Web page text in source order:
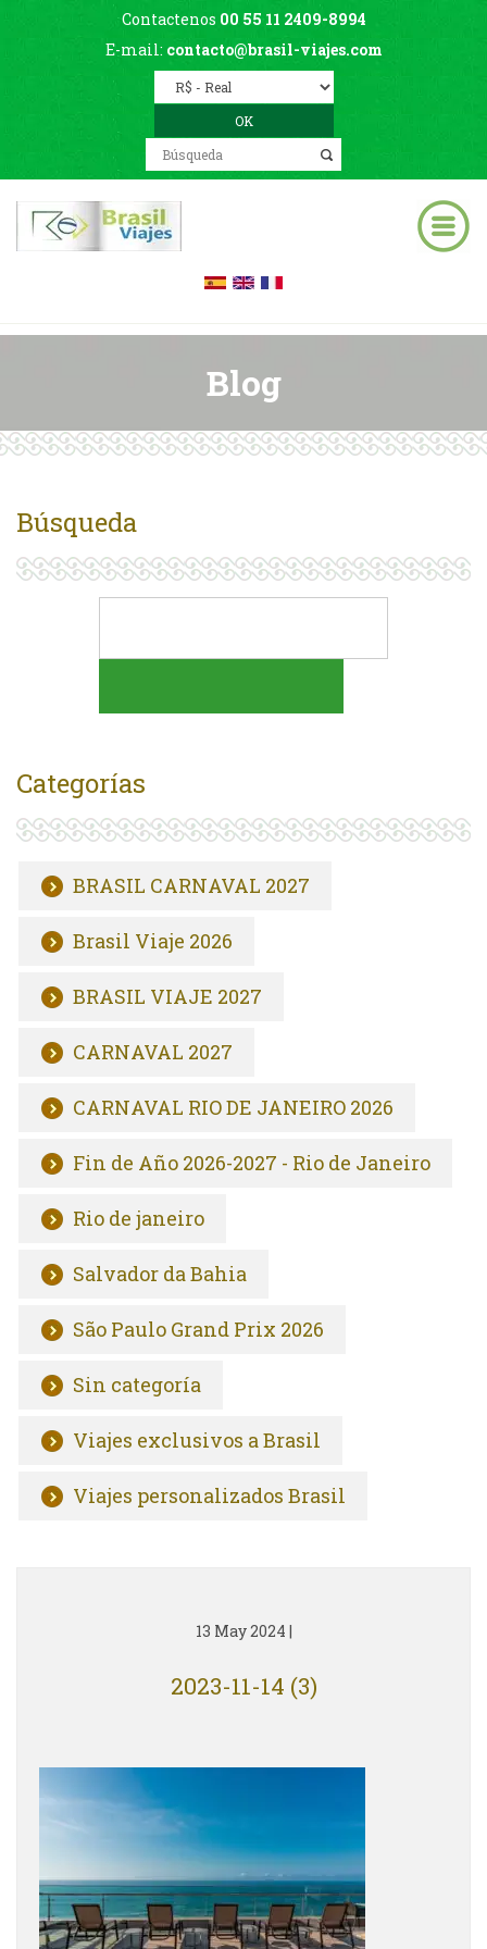
Contactenos 00 55 11 2409-8994
E-mail: contacto@brasil-viajes.com
Blog
Búsqueda
Categorías
BRASIL CARNAVAL 2027
Brasil Viaje 2026
BRASIL VIAJE 2027
CARNAVAL 2027
CARNAVAL RIO DE JANEIRO 2026
Fin de Año 2026-2027 - Rio de Janeiro
Rio de janeiro
Salvador da Bahia
São Paulo Grand Prix 2026
Sin categoría
Viajes exclusivos a Brasil
Viajes personalizados Brasil
13 May 2024 |
2023-11-14 (3)